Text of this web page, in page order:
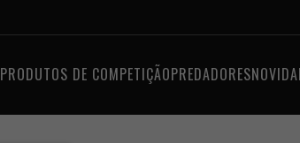
PRODUTOS DE COMPETIÇÃOPREDADORES